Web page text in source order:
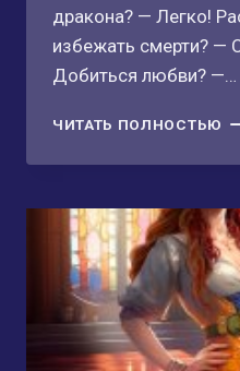
дракона? — Легко!
избежать смерти? —
Добиться любви? —…
ЧИТАТЬ ПОЛНОСТЬЮ